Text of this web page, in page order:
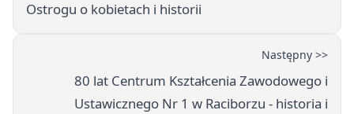
Ostrogu o kobietach i historii
Następny >>
80 lat Centrum Kształcenia Zawodowego i
Ustawicznego Nr 1 w Raciborzu - historia i